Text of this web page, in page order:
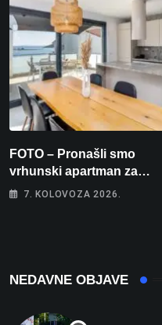
FOTO – Pronašli smo
vrhunski apartman za
odmor: Pogled na more, tri
7. KOLOVOZA 2026.
NEDAVNE OBJAVE